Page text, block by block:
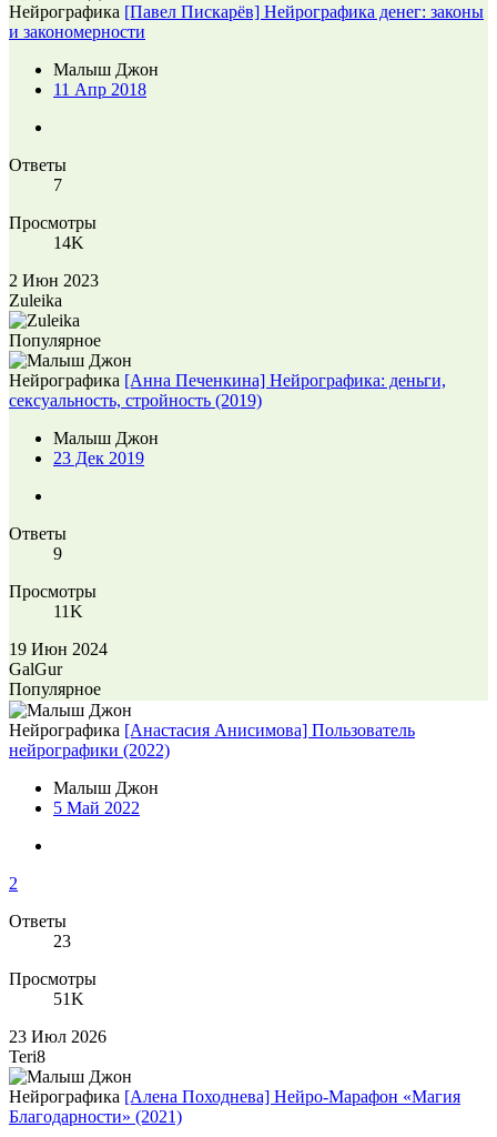
Нейрографика [Павел Пискарёв] Нейрографика денег: законы
и закономерности
Малыш Джон
11 Апр 2018
Ответы
7
Просмотры
14K
2 Июн 2023
Zuleika
Популярное
Нейрографика [Анна Печенкина] Нейрографика: деньги,
сексуальность, стройность (2019)
Малыш Джон
23 Дек 2019
Ответы
9
Просмотры
11K
19 Июн 2024
GalGur
Популярное
Нейрографика [Анастасия Анисимова] Пользователь
нейрографики (2022)
Малыш Джон
5 Май 2022
2
Ответы
23
Просмотры
51K
23 Июл 2026
Teri8
Нейрографика [Алена Походнева] Нейро-Марафон «Магия
Благодарности» (2021)